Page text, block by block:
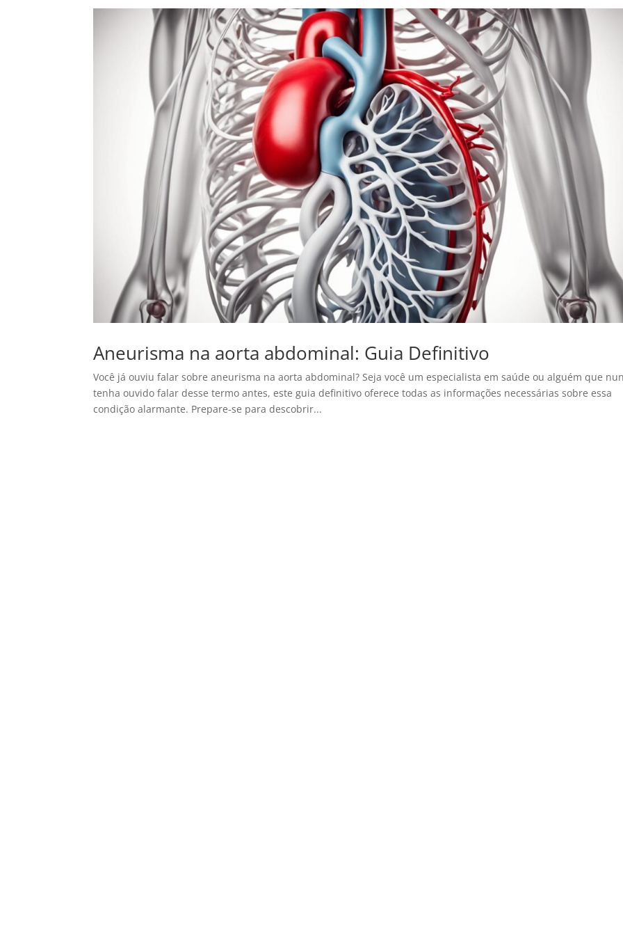
Aneurisma na aorta abdominal: Guia Definitivo
Você já ouviu falar sobre aneurisma na aorta abdominal? Seja você um especialista em saúde ou alguém que
tenha ouvido falar desse termo antes, este guia definitivo oferece todas as informações necessárias sobre essa
condição alarmante. Prepare-se para descobrir...